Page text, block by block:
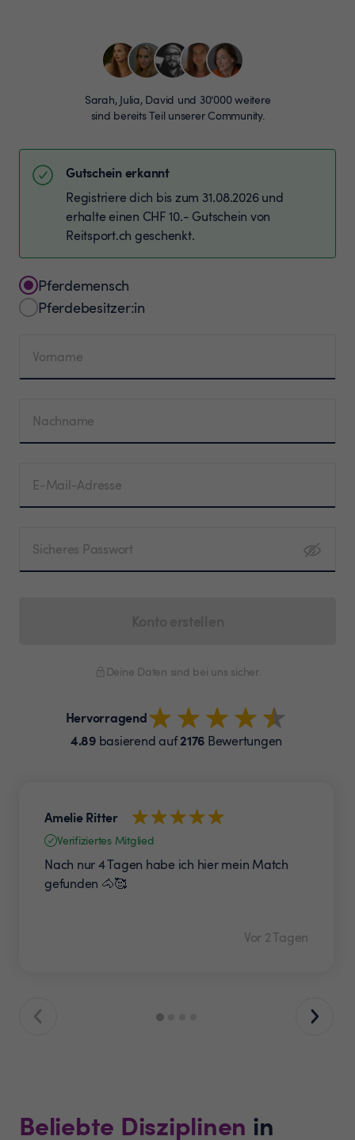
Sarah, Julia, David und 30’000 weitere
sind bereits Teil unserer Community.
Gutschein erkannt
Registriere dich bis zum 31.08.2026 und
erhalte einen CHF 10.- Gutschein von
Reitsport.ch geschenkt.
Pferdemensch
Pferdebesitzer:in
Vorname
Nachname
E-Mail-Adresse
Sicheres Passwort
Deine Daten sind bei uns sicher.
Hervorragend
4.89basierend auf2176 Bewertungen
Amelie Ritter
Verifiziertes Mitglied
Nach nur 4 Tagen habe ich hier mein Match
gefunden 🐴🥰
Vor 2 Tagen
Beliebte Disziplinen in